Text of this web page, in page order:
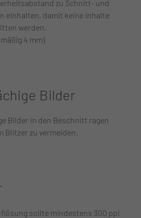
zu Schnitt- und
einhalten, damit keine Inhalte
werden.
4 mm)
Bilder
Bilder in den Beschnitt ragen
Blitzer zu vermeiden.
sollte mindestens 300 ppi